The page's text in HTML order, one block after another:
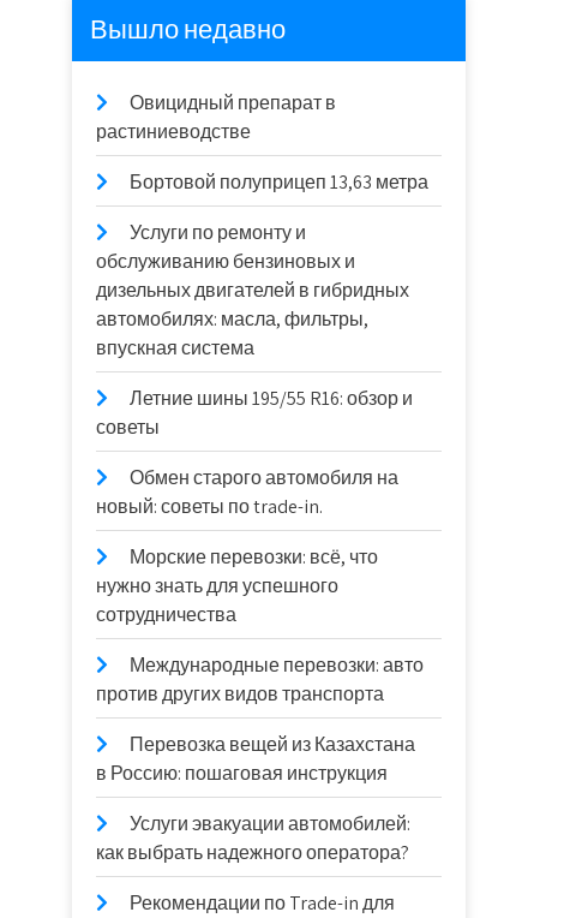
Вышло недавно
Овицидный препарат в
растиниеводстве
Бортовой полуприцеп 13,63 метра
Услуги по ремонту и
обслуживанию бензиновых и
дизельных двигателей в гибридных
автомобилях: масла, фильтры,
впускная система
Летние шины 195/55 R16: обзор и
советы
Обмен старого автомобиля на
новый: советы по trade-in.
Морские перевозки: всё, что
нужно знать для успешного
сотрудничества
Международные перевозки: авто
против других видов транспорта
Перевозка вещей из Казахстана
в Россию: пошаговая инструкция
Услуги эвакуации автомобилей:
как выбрать надежного оператора?
Рекомендации по Trade-in для